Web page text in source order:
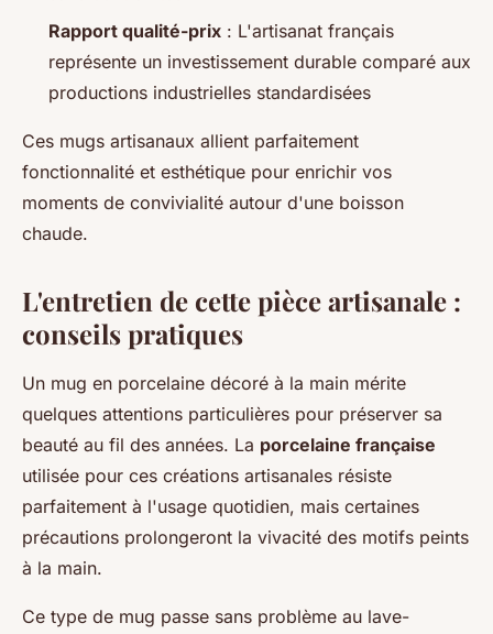
Rapport qualité-prix : L'artisanat français
représente un investissement durable comparé aux
productions industrielles standardisées
Ces mugs artisanaux allient parfaitement
fonctionnalité et esthétique pour enrichir vos
moments de convivialité autour d'une boisson
chaude.
L'entretien de cette pièce artisanale :
conseils pratiques
Un mug en porcelaine décoré à la main mérite
quelques attentions particulières pour préserver sa
beauté au fil des années. La porcelaine française
utilisée pour ces créations artisanales résiste
parfaitement à l'usage quotidien, mais certaines
précautions prolongeront la vivacité des motifs peints
à la main.
Ce type de mug passe sans problème au lave-